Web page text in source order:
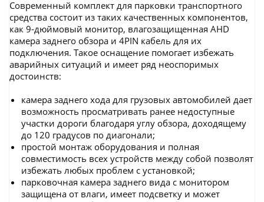
Современный комплект для парковки транспортного
средства состоит из таких качественных компонентов,
как 9-дюймовый монитор, влагозащищенная AHD
камера заднего обзора и 4PIN кабель для их
подключения. Такое оснащение помогает избежать
аварийных ситуаций и имеет ряд неоспоримых
достоинств:
камера заднего хода для грузовых автомобилей дает
возможность просматривать ранее недоступные
участки дороги благодаря углу обзора, доходящему
до 120 градусов по диагонали;
простой монтаж оборудования и полная
совместимость всех устройств между собой позволят
избежать любых проблем с установкой;
парковочная камера заднего вида с монитором
защищена от влаги, имеет подсветку и может